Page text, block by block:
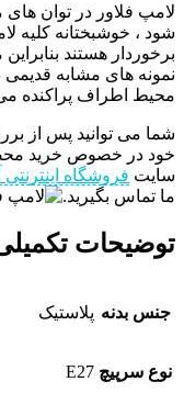
لامپ فلاور در توان
شود ، خوشبختانه کلیه
برخوردار هستند
نمونه های مشابه قدیمی
محیط اطراف پراکنده
شما می توانید پس از
خود در خصوص خرید
سایت فروشگاه اینترنتی
ما تماس بگیرید.
توضیحات
جنس بدنه پلاستیک
نوع سرپیچ E27